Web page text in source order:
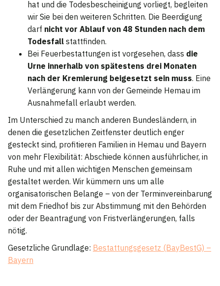
hat und die Todesbescheinigung vorliegt, begleiten
wir Sie bei den weiteren Schritten. Die Beerdigung
darf nicht vor Ablauf von 48 Stunden nach dem
Todesfall stattfinden.
Bei Feuerbestattungen ist vorgesehen, dass die
Urne innerhalb von spätestens drei Monaten
nach der Kremierung beigesetzt sein muss. Eine
Verlängerung kann von der Gemeinde Hemau im
Ausnahmefall erlaubt werden.
Im Unterschied zu manch anderen Bundesländern, in
denen die gesetzlichen Zeitfenster deutlich enger
gesteckt sind, profitieren Familien in Hemau und Bayern
von mehr Flexibilität: Abschiede können ausführlicher, in
Ruhe und mit allen wichtigen Menschen gemeinsam
gestaltet werden. Wir kümmern uns um alle
organisatorischen Belange – von der Terminvereinbarung
mit dem Friedhof bis zur Abstimmung mit den Behörden
oder der Beantragung von Fristverlängerungen, falls
nötig.
Gesetzliche Grundlage: Bestattungsgesetz (BayBestG) –
Bayern